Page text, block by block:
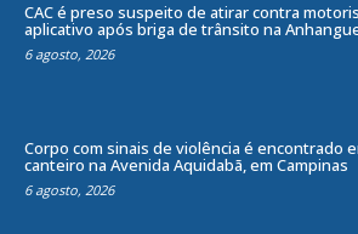
CAC é preso suspeito de atirar contra
aplicativo após briga de trânsito na
6 agosto, 2026
Corpo com sinais de violência é encontrado
canteiro na Avenida Aquidabã, em Campinas
6 agosto, 2026